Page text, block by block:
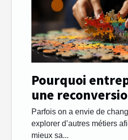
Pourquoi
une
professionnelle
changer de
Parfois on a envie de
explorer d’autres métiers
mieux sa...